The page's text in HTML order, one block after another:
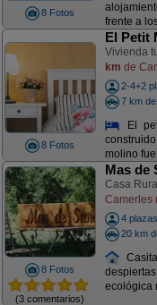
8 Fotos
frente a
8 Fotos
El Petit
Vivienda
km de
2-4+2
7 km
El
molino
8 Fotos
(3 comentarios)
Mas de
Casa
Camerles
4 plazas
20 km
ecológica